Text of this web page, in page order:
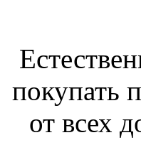
покупать
от всех